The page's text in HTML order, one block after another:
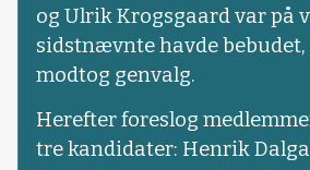
og Ulrik Krogsgaard var på
sidstnævnte havde bebudet,
modtog genvalg.
Herefter foreslog
tre kandidater: Henrik